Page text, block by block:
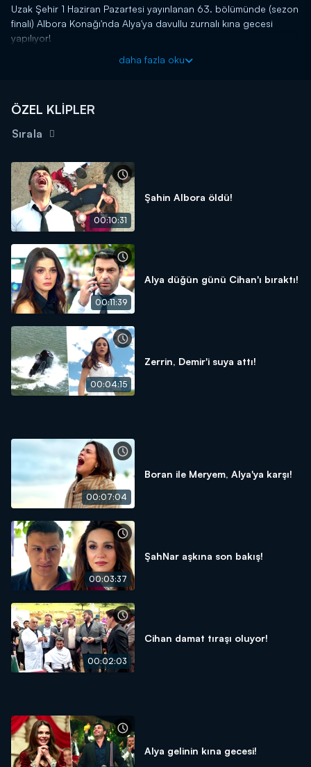
Uzak Şehir 1 Haziran Pazartesi yayınlanan 63. bölümünde (sezon
finali) Albora Konağı'nda Alya'ya davullu zurnalı kına gecesi
yapılıyor!
daha fazla oku
ÖZEL KLİPLER
Sırala
00:10:31
Şahin Albora öldü!
00:11:39
Alya düğün günü Cihan'ı bıraktı!
00:04:15
Zerrin, Demir'i suya attı!
00:07:04
Boran ile Meryem, Alya'ya karşı!
00:03:37
ŞahNar aşkına son bakış!
00:02:03
Cihan damat tıraşı oluyor!
Alya gelinin kına gecesi!